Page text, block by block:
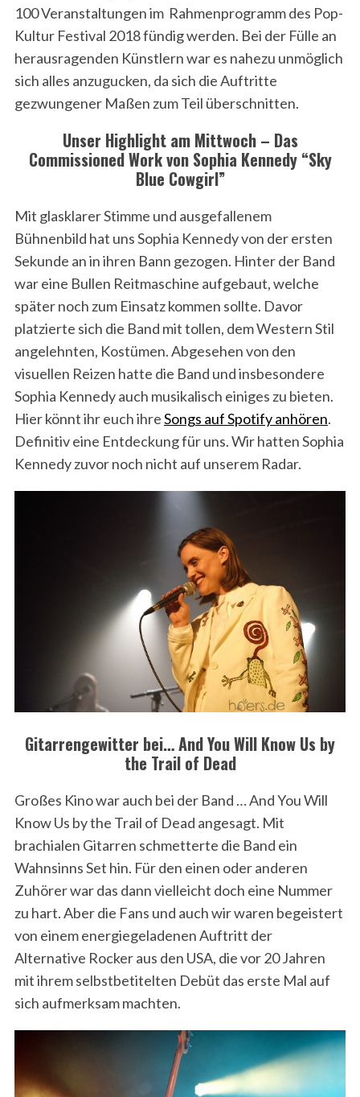
100 Veranstaltungen im Rahmenprogramm des Pop-
Kultur Festival 2018 fündig werden. Bei der Fülle an
herausragenden Künstlern war es nahezu unmöglich
sich alles anzugucken, da sich die Auftritte
gezwungener Maßen zum Teil überschnitten.
Unser Highlight am Mittwoch – Das
Commissioned Work von Sophia Kennedy “Sky
Blue Cowgirl”
Mit glasklarer Stimme und ausgefallenem
Bühnenbild hat uns Sophia Kennedy von der ersten
Sekunde an in ihren Bann gezogen. Hinter der Band
war eine Bullen Reitmaschine aufgebaut, welche
später noch zum Einsatz kommen sollte. Davor
platzierte sich die Band mit tollen, dem Western Stil
angelehnten, Kostümen. Abgesehen von den
visuellen Reizen hatte die Band und insbesondere
Sophia Kennedy auch musikalisch einiges zu bieten.
Hier könnt ihr euch ihreSongs auf Spotify anhören.
Definitiv eine Entdeckung für uns. Wir hatten Sophia
Kennedy zuvor noch nicht auf unserem Radar.
Gitarrengewitter bei… And You Will Know Us by
the Trail of Dead
Großes Kino war auch bei der Band … And You Will
Know Us by the Trail of Dead angesagt. Mit
brachialen Gitarren schmetterte die Band ein
Wahnsinns Set hin. Für den einen oder anderen
Zuhörer war das dann vielleicht doch eine Nummer
zu hart. Aber die Fans und auch wir waren begeistert
von einem energiegeladenen Auftritt der
Alternative Rocker aus den USA, die vor 20 Jahren
mit ihrem selbstbetitelten Debüt das erste Mal auf
sich aufmerksam machten.